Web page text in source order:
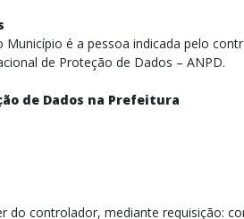
Município é a pessoa indicada pelo
de Proteção de Dados – ANPD.
de Dados na Prefeitura
controlador, mediante requisição: